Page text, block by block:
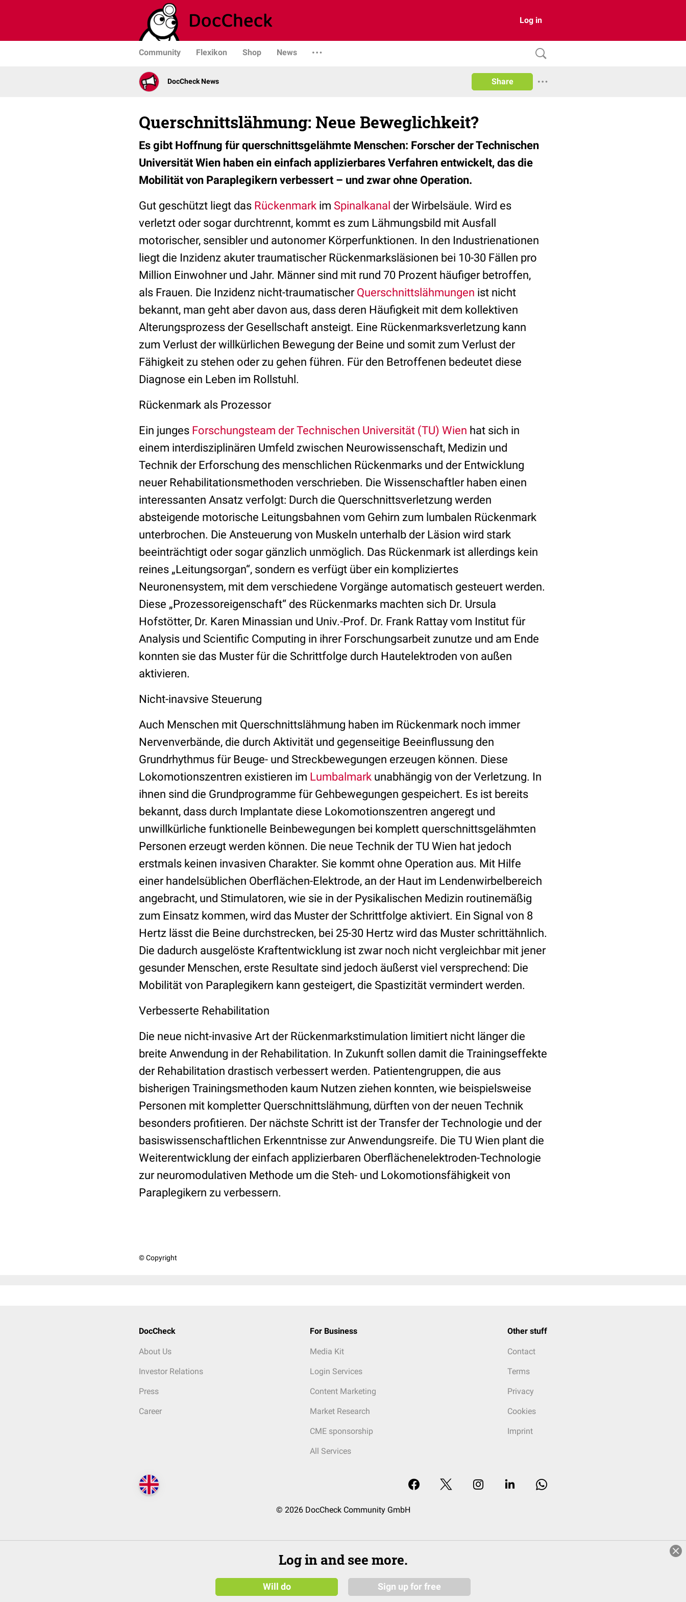
Log in
Community Flexikon Shop News
DocCheck News Share
Querschnittslähmung: Neue Beweglichkeit?
Es gibt Hoffnung für querschnittsgelähmte Menschen: Forscher der Technischen
Universität Wien haben ein einfach applizierbares Verfahren entwickelt, das die
Mobilität von Paraplegikern verbessert – und zwar ohne Operation.
Gut geschützt liegt das Rückenmark im Spinalkanal der Wirbelsäule. Wird es
verletzt oder sogar durchtrennt, kommt es zum Lähmungsbild mit Ausfall
motorischer, sensibler und autonomer Körperfunktionen. In den Industrienationen
liegt die Inzidenz akuter traumatischer Rückenmarksläsionen bei 10-30 Fällen pro
Million Einwohner und Jahr. Männer sind mit rund 70 Prozent häufiger betroffen,
als Frauen. Die Inzidenz nicht-traumatischer Querschnittslähmungen ist nicht
bekannt, man geht aber davon aus, dass deren Häufigkeit mit dem kollektiven
Alterungsprozess der Gesellschaft ansteigt. Eine Rückenmarksverletzung kann
zum Verlust der willkürlichen Bewegung der Beine und somit zum Verlust der
Fähigkeit zu stehen oder zu gehen führen. Für den Betroffenen bedeutet diese
Diagnose ein Leben im Rollstuhl.
Rückenmark als Prozessor
Ein junges Forschungsteam der Technischen Universität (TU) Wien hat sich in
einem interdisziplinären Umfeld zwischen Neurowissenschaft, Medizin und
Technik der Erforschung des menschlichen Rückenmarks und der Entwicklung
neuer Rehabilitationsmethoden verschrieben. Die Wissenschaftler haben einen
interessanten Ansatz verfolgt: Durch die Querschnittsverletzung werden
absteigende motorische Leitungsbahnen vom Gehirn zum lumbalen Rückenmark
unterbrochen. Die Ansteuerung von Muskeln unterhalb der Läsion wird stark
beeinträchtigt oder sogar gänzlich unmöglich. Das Rückenmark ist allerdings kein
reines „Leitungsorgan“, sondern es verfügt über ein kompliziertes
Neuronensystem, mit dem verschiedene Vorgänge automatisch gesteuert werden.
Diese „Prozessoreigenschaft“ des Rückenmarks machten sich Dr. Ursula
Hofstötter, Dr. Karen Minassian und Univ.-Prof. Dr. Frank Rattay vom Institut für
Analysis und Scientific Computing in ihrer Forschungsarbeit zunutze und am Ende
konnten sie das Muster für die Schrittfolge durch Hautelektroden von außen
aktivieren.
Nicht-inavsive Steuerung
Auch Menschen mit Querschnittslähmung haben im Rückenmark noch immer
Nervenverbände, die durch Aktivität und gegenseitige Beeinflussung den
Grundrhythmus für Beuge- und Streckbewegungen erzeugen können. Diese
Lokomotionszentren existieren im Lumbalmark unabhängig von der Verletzung. In
ihnen sind die Grundprogramme für Gehbewegungen gespeichert. Es ist bereits
bekannt, dass durch Implantate diese Lokomotionszentren angeregt und
unwillkürliche funktionelle Beinbewegungen bei komplett querschnittsgelähmten
Personen erzeugt werden können. Die neue Technik der TU Wien hat jedoch
erstmals keinen invasiven Charakter. Sie kommt ohne Operation aus. Mit Hilfe
einer handelsüblichen Oberflächen-Elektrode, an der Haut im Lendenwirbelbereich
angebracht, und Stimulatoren, wie sie in der Pysikalischen Medizin routinemäßig
zum Einsatz kommen, wird das Muster der Schrittfolge aktiviert. Ein Signal von 8
Hertz lässt die Beine durchstrecken, bei 25-30 Hertz wird das Muster schrittähnlich.
Die dadurch ausgelöste Kraftentwicklung ist zwar noch nicht vergleichbar mit jener
gesunder Menschen, erste Resultate sind jedoch äußerst viel versprechend: Die
Mobilität von Paraplegikern kann gesteigert, die Spastizität vermindert werden.
Verbesserte Rehabilitation
Die neue nicht-invasive Art der Rückenmarkstimulation limitiert nicht länger die
breite Anwendung in der Rehabilitation. In Zukunft sollen damit die Trainingseffekte
der Rehabilitation drastisch verbessert werden. Patientengruppen, die aus
bisherigen Trainingsmethoden kaum Nutzen ziehen konnten, wie beispielsweise
Personen mit kompletter Querschnittslähmung, dürften von der neuen Technik
besonders profitieren. Der nächste Schritt ist der Transfer der Technologie und der
basiswissenschaftlichen Erkenntnisse zur Anwendungsreife. Die TU Wien plant die
Weiterentwicklung der einfach applizierbaren Oberflächenelektroden-Technologie
zur neuromodulativen Methode um die Steh- und Lokomotionsfähigkeit von
Paraplegikern zu verbessern.
© Copyright
DocCheck
About Us
Investor Relations
Press
Career
For Business
Media Kit
Login Services
Content Marketing
Market Research
CME sponsorship
All Services
Other stuff
Contact
Terms
Privacy
Cookies
Imprint
© 2026 DocCheck Community GmbH
Log in and see more.
Will do Sign up for free